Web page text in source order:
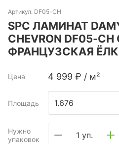
Артикул: DF05-CH
SPC ЛАМИНАТ
CHEVRON DF05-
ФРАНЦУЗСКАЯ
Цена 4 999 ₽ / м²
Площадь
Нужно
упаковок
1 уп.